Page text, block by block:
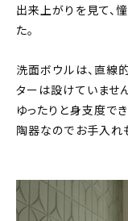
出来上がりを見て、
た。
洗面ボウルは、直線
ターは設けていませ
ゆったりと身支度で
陶器なのでお手入れ